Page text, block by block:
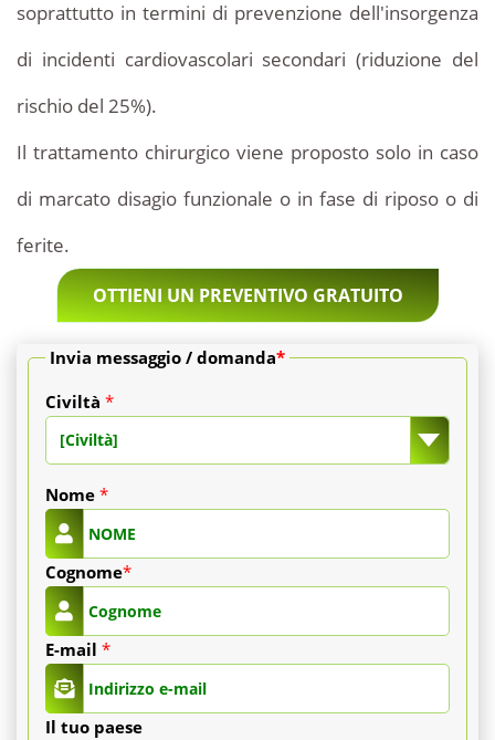
soprattutto in termini di prevenzione dell'insorgenza
di incidenti cardiovascolari secondari (riduzione del
rischio del 25%).
Il trattamento chirurgico viene proposto solo in caso
di marcato disagio funzionale o in fase di riposo o di
ferite.
OTTIENI UN PREVENTIVO GRATUITO
Invia messaggio / domanda*
Civiltà *
[Civiltà]
Nome *
Cognome*
E-mail *
Il tuo paese